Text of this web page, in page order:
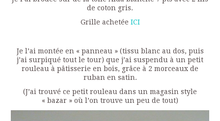
de coton gris.
Grille achetée ICI
Je l’ai montée en « panneau » (tissu blanc au dos, puis
j’ai surpiqué tout le tour) que j’ai suspendu à un petit
rouleau à pâtisserie en bois, grâce à 2 morceaux de
ruban en satin.
(J’ai trouvé ce petit rouleau dans un magasin style
« bazar » où l’on trouve un peu de tout)